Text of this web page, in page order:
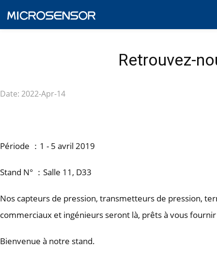
Retrouvez-
Date: 2022-Apr-14
Période ：1 - 5 avril 2019
Stand N° ：Salle 11, D33
Nos capteurs de pression, transmetteurs de pression,
commerciaux et ingénieurs seront là, prêts à vous
Bienvenue à notre stand.